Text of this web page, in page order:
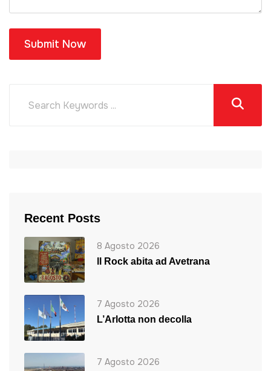
Submit Now
Recent Posts
8 Agosto 2026
ll Rock abita ad Avetrana
7 Agosto 2026
L’Arlotta non decolla
7 Agosto 2026